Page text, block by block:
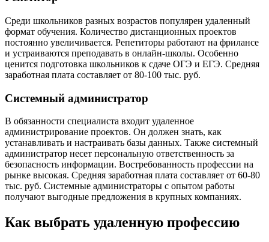
Среди школьников разных возрастов популярен удаленный
формат обучения. Количество дистанционных проектов
постоянно увеличивается. Репетиторы работают на фрилансе
и устраиваются преподавать в онлайн-школы. Особенно
ценится подготовка школьников к сдаче ОГЭ и ЕГЭ. Средняя
заработная плата составляет от 80-100 тыс. руб.
Системный администратор
В обязанности специалиста входит удаленное
администрирование проектов. Он должен знать, как
устанавливать и настраивать базы данных. Также системный
администратор несет персональную ответственность за
безопасность информации. Востребованность профессии на
рынке высокая. Средняя заработная плата составляет от 60-80
тыс. руб. Системные администраторы с опытом работы
получают выгодные предложения в крупных компаниях.
Как выбрать удаленную профессию